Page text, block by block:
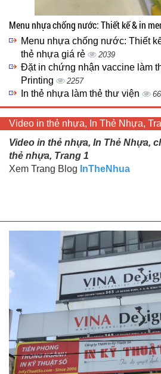
Menu nhựa chống nước: Thiết kế & in
Menu nhựa chống nước: Thiết
thẻ nhựa giá rẻ
2039
Đặt in chứng nhận vaccine làm
Printing
2257
In thẻ nhựa làm thẻ thư viện
Video in thẻ nhựa, In Thẻ Nhựa,
Video in thẻ nhựa, In Thẻ Nhựa,
thẻ nhựa, Trang 1
Xem Trang Blog InTheNhua